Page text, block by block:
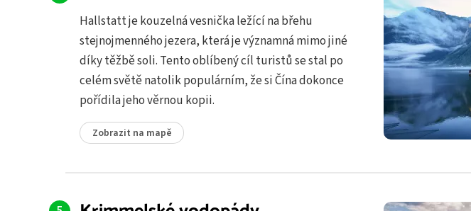
Hallstatt je kouzelná vesnička ležící na břehu
stejnojmenného jezera, která je významná mimo jiné
díky těžbě soli. Tento oblíbený cíl turistů se stal po
celém světě natolik populárním, že si Čína dokonce
pořídila jeho věrnou kopii.
Zobrazit na mapě